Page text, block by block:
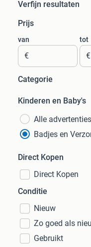
Verfijn resultaten
Prijs
van
€
tot
€
Categorie
Kinderen en Baby's
Alle advertenties
Badjes en
Direct Kopen
Direct Kopen
Conditie
Nieuw
Zo goed als
Gebruikt